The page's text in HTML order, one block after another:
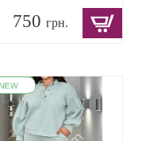
750грн.